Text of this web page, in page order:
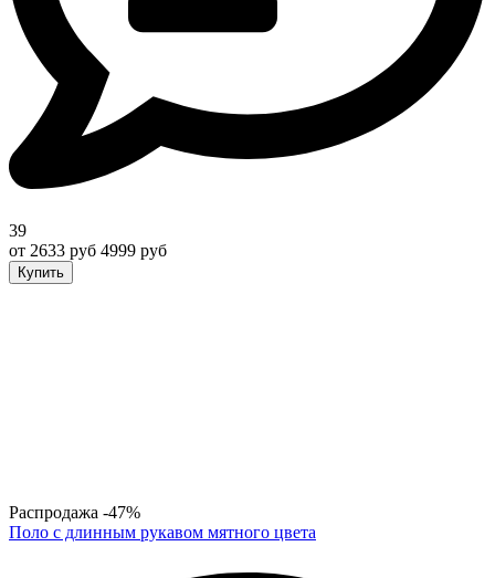
39
от 2633 руб 4999 руб
Купить
Распродажа -47%
Поло с длинным рукавом мятного цвета